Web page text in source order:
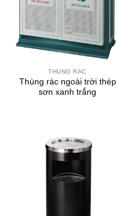
THÙNG RÁC
Thùng rác ngoài trời thép
sơn xanh trắng